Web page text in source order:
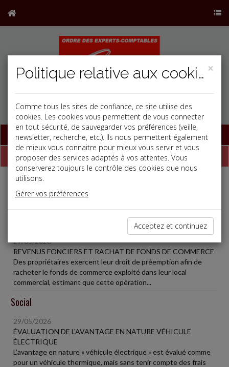
Base documentaire
Dépêches
Liste des dernières dépêches
29/05/2026
REVENUS FONCIERS ET RACHAT DE FONDS DE COMMERCE
Des propriétaires exercent leur droit de préemption afin de
racheter le fonds de commerce exploité dans leur local
commercial, estimant que cette opération...
Social
29/05/2026
ÉVALUATION DE L'AVANTAGE EN NATURE VÉHICULE
ÉLECTRIQUE
L'avantage en nature « véhicule électrique » est évalué comme
pour un véhicule thermique, mais sans tenir compte des frais
×
Politique relative aux cookies
Comme tous les sites de confiance, ce site utilise des
cookies. Les cookies vous permettent de vous connecter
en tout sécurité, de sauvegarder vos préférences (veille,
newsletter, recherche, etc.). Ils nous permettent également
de mieux vous connaitre pour mieux vous servir et vous
proposer des services adaptés à vos attentes. Vous
conserverez toujours le contrôle des cookies que nous
utilisons.
Gérer vos préférences
Acceptez et continuez